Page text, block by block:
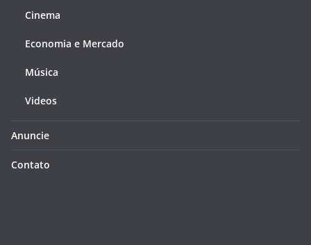
Cinema
Economia e Mercado
Música
Videos
Anuncie
Contato